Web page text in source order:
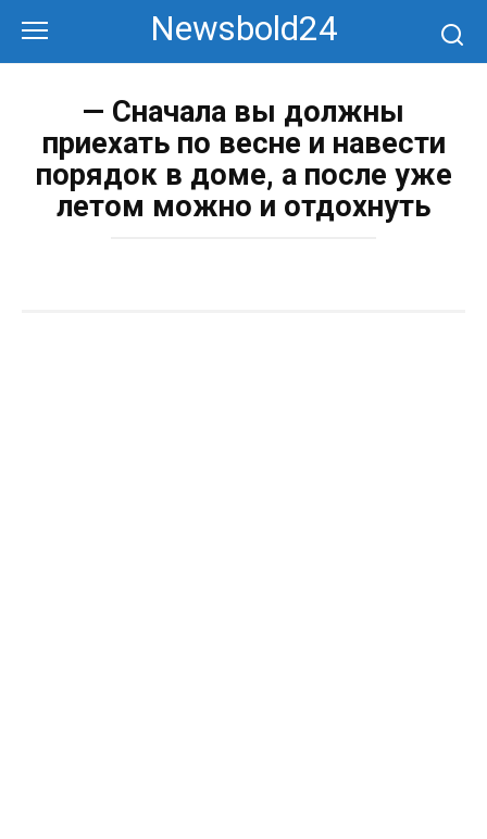
контенту
Newsbold24
— Сначала вы должны
приехать по весне и навести
порядок в доме, а после уже
летом можно и отдохнуть